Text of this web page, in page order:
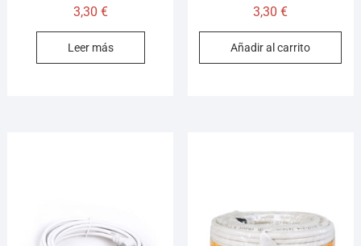
3,30 €
Leer más
3,30€
Añadir al carrito